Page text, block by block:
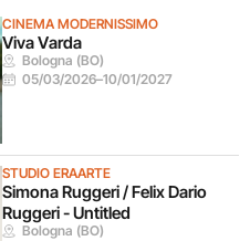
CINEMA MODERNISSIMO
Viva Varda
Bologna (BO)
05/03/2026–10/01/2027
STUDIO ERAARTE
Simona Ruggeri / Felix Dario
Ruggeri - Untitled
Bologna (BO)